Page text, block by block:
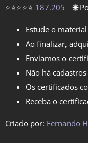
⭐⭐⭐⭐⭐ 187.205 🌐
Estude o
Ao finalizar,
Enviamos o
Não há
Os certificados
Receba o
Criado por: Fernando